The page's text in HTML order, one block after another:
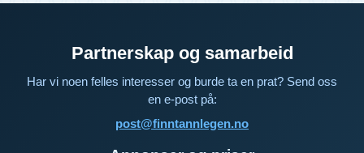
Partnerskap og samarbeid
Har vi noen felles interesser og burde ta en prat? Send oss
en e-post på:
post@finntannlegen.no